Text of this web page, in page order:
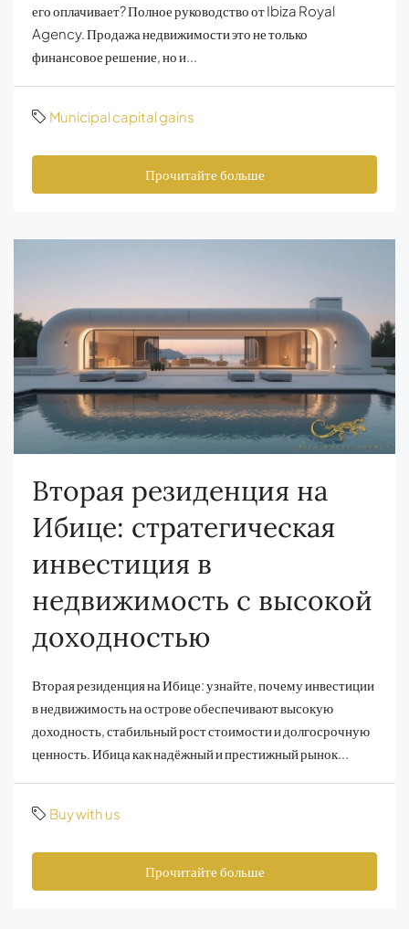
его оплачивает? Полное руководство от Ibiza Royal
Agency. Продажа недвижимости это не только
финансовое решение, но и...
Municipal capital gains
Прочитайте больше
Вторая резиденция на
Ибице: стратегическая
инвестиция в
недвижимость с высокой
доходностью
Вторая резиденция на Ибице: узнайте, почему инвестиции
в недвижимость на острове обеспечивают высокую
доходность, стабильный рост стоимости и долгосрочную
ценность. Ибица как надёжный и престижный рынок...
Buy with us
Прочитайте больше